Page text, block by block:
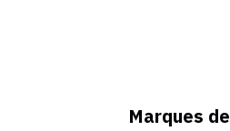
Marques de